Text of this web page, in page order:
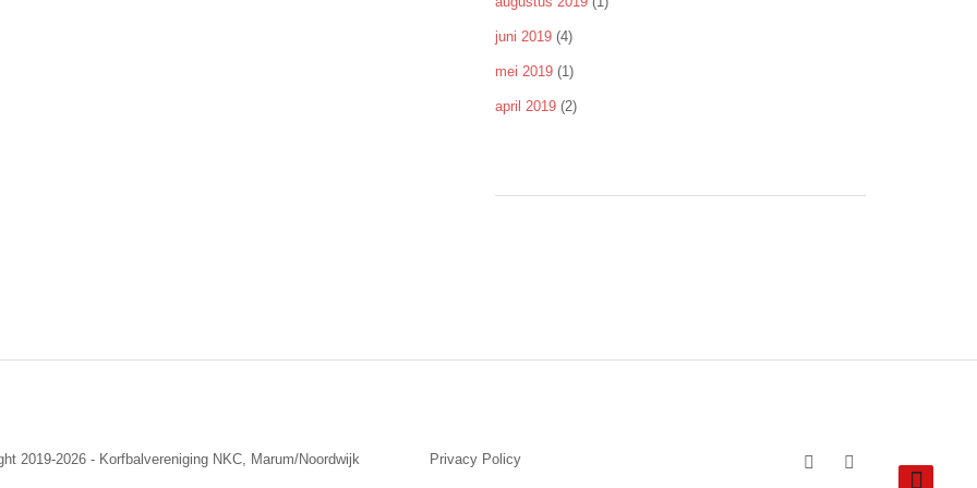
juni 2019 (4)
mei 2019 (1)
april 2019 (2)
2019-2026 - Korfbalvereniging NKC, Marum/Noordwijk Privacy Policy